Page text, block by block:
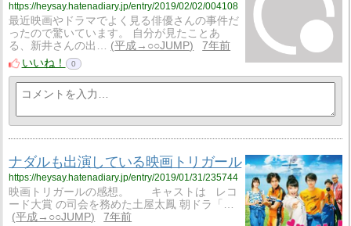
https://heysay.hatenadiary.jp/entry/2019/02/02/004108
最近映画やドラマでよく見る俳優さんの事件だ
ったので驚いています。 自分が見たことあ
る、新井さんの出…
平成→○○JUMP
7年前
いいね！
0
ナダルも出演している映画トリガール
https://heysay.hatenadiary.jp/entry/2019/01/31/235744
映画トリガールの感想。 キャストは レコ
ード大賞 の司会を務めた土屋太鳳 朝ドラ「…
平成→○○JUMP
7年前